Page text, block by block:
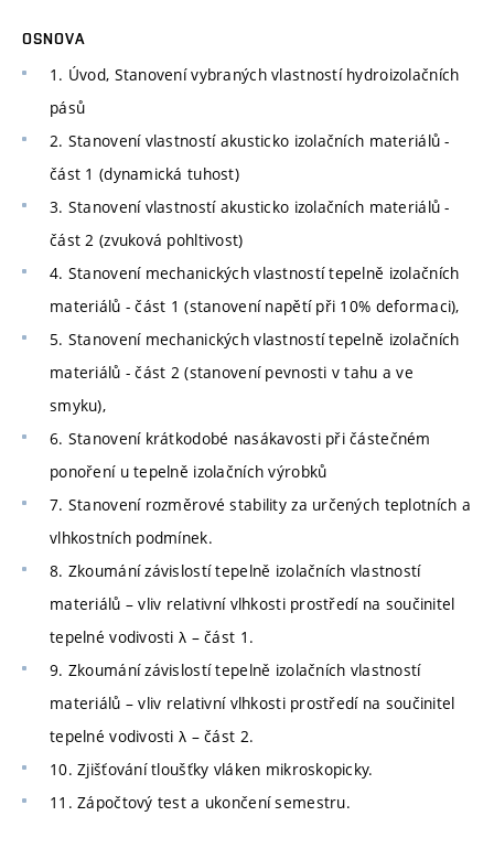
OSNOVA
1. Úvod, Stanovení vybraných vlastností hydroizolačních
pásů
2. Stanovení vlastností akusticko izolačních materiálů -
část 1 (dynamická tuhost)
3. Stanovení vlastností akusticko izolačních materiálů -
část 2 (zvuková pohltivost)
4. Stanovení mechanických vlastností tepelně izolačních
materiálů - část 1 (stanovení napětí při 10% deformaci),
5. Stanovení mechanických vlastností tepelně izolačních
materiálů - část 2 (stanovení pevnosti v tahu a ve
smyku),
6. Stanovení krátkodobé nasákavosti při částečném
ponoření u tepelně izolačních výrobků
7. Stanovení rozměrové stability za určených teplotních a
vlhkostních podmínek.
8. Zkoumání závislostí tepelně izolačních vlastností
materiálů – vliv relativní vlhkosti prostředí na součinitel
tepelné vodivosti λ – část 1.
9. Zkoumání závislostí tepelně izolačních vlastností
materiálů – vliv relativní vlhkosti prostředí na součinitel
tepelné vodivosti λ – část 2.
10. Zjišťování tloušťky vláken mikroskopicky.
11. Zápočtový test a ukončení semestru.